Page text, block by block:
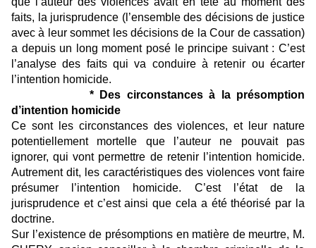
faits, la jurisprudence (l’ensemble des décisions de justice
avec à leur sommet les décisions de la Cour de cassation)
a depuis un long moment posé le principe suivant : C’est
l’analyse des faits qui va conduire à retenir ou écarter
l’intention homicide.
* Des circonstances à la présomption
d’intention homicide
Ce sont les circonstances des violences, et leur nature
potentiellement mortelle que l’auteur ne pouvait pas
ignorer, qui vont permettre de retenir l’intention homicide.
Autrement dit, les caractéristiques des violences vont faire
présumer l’intention homicide. C’est l’état de la
jurisprudence et c’est ainsi que cela a été théorisé par la
doctrine.
Sur l’existence de présomptions en matière de meurtre, M.